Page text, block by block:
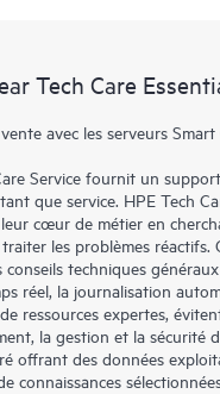
Tech Care
avec les serveurs Smart
Service fournit un
que service. HPE Tech
cœur de métier en
les problèmes réactifs.
conseils techniques
réel, la journalisation
ressources expertes,
la gestion et la sécurité
offrant des données
connaissances